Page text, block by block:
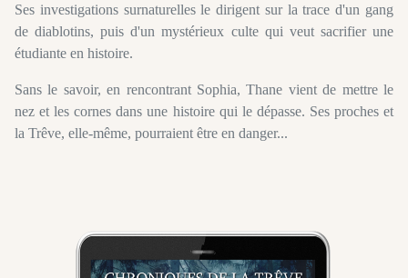
Ses investigations surnaturelles le dirigent sur la trace d'un gang
de diablotins, puis d'un mystérieux culte qui veut sacrifier une
étudiante en histoire.
Sans le savoir, en rencontrant Sophia, Thane vient de mettre le
nez et les cornes dans une histoire qui le dépasse. Ses proches et
la Trêve, elle-même, pourraient être en danger...